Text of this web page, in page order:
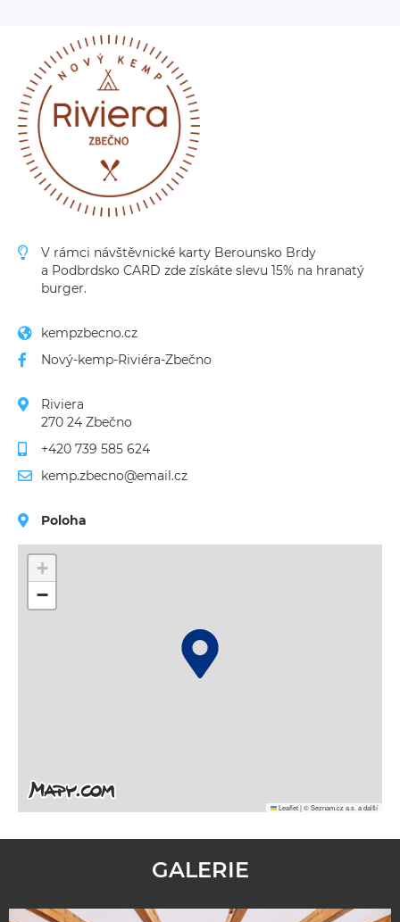
V rámci návštěvnické karty Berounsko Brdy
a Podbrdsko CARD zde získáte slevu 15% na hranatý
burger.
kempzbecno.cz
Nový-kemp-Riviéra-Zbečno
Riviera
270 24 Zbečno
+420 739 585 624
kemp.zbecno@email.cz
Poloha
+
−
Leaflet|© Seznam.cz a.s. a další
GALERIE